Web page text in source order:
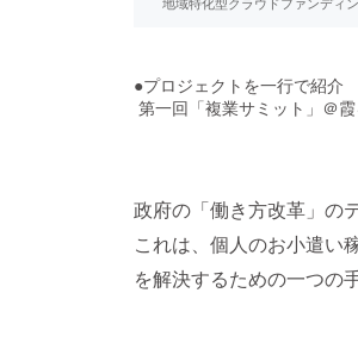
●プロジェクトを一行で紹介
第一回「複業サミット」＠霞
政府の「働き方改革」の
これは、個人のお小遣い
を解決するための一つの